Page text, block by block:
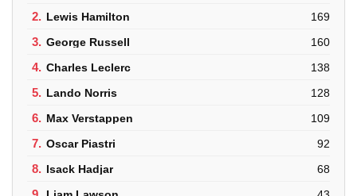
2. Lewis Hamilton 169
3. George Russell 160
4. Charles Leclerc 138
5. Lando Norris 128
6. Max Verstappen 109
7. Oscar Piastri 92
8. Isack Hadjar 68